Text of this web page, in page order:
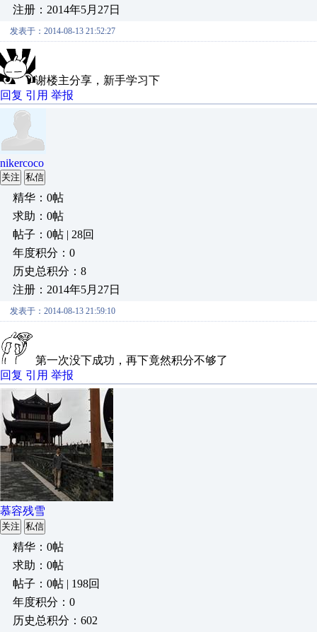
注册：2014年5月27日
发表于：2014-08-13 21:52:27
谢楼主分享，新手学习下
回复 引用 举报
nikercoco
关注 私信
精华：0帖
求助：0帖
帖子：0帖 | 28回
年度积分：0
历史总积分：8
注册：2014年5月27日
发表于：2014-08-13 21:59:10
第一次没下成功，再下竟然积分不够了
回复 引用 举报
慕容残雪
关注 私信
精华：0帖
求助：0帖
帖子：0帖 | 198回
年度积分：0
历史总积分：602